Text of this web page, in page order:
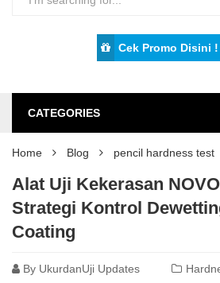
Cek Promo Disini !
CATEGORIES
Home Blog pencil hardness test
Alat Uji Kekerasan
Strategi Kontrol
Coating
By UkurdanUji Updates